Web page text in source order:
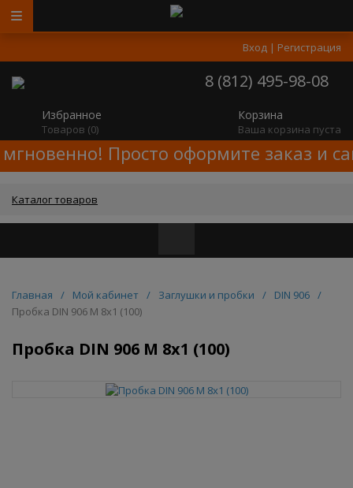
Вход | Регистрация
8 (812) 495-98-08
Избранное
Товаров (0)
Корзина
Ваша корзина пуста
Просто оформите заказ и
Каталог товаров
Главная / Мой кабинет / Заглушки и пробки / DIN 906 /
Пробка DIN 906 M 8х1 (100)
Пробка DIN 906 M 8х1 (100)